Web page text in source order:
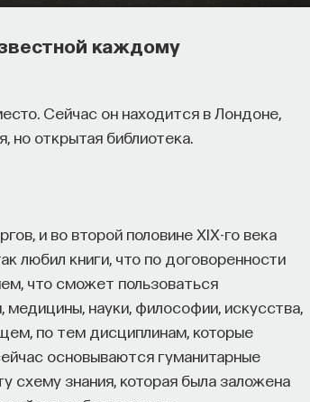
каждому
Сейчас он находится в Лондоне,
но открытая библиотека.
и во второй половине XIX-го века
любил книги, что по договоренности
что сможет пользоваться
науки, философии, искусства,
по тем дисциплинам, которые
основываются гуманитарные
схему знания, которая была заложена